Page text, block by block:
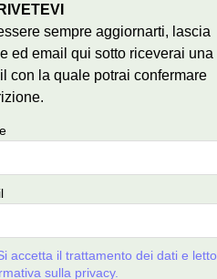
sempre aggiornarti, lascia
ed email qui sotto riceverai una
con la quale potrai confermare
accetta il trattamento dei dati e letto
sulla privacy.